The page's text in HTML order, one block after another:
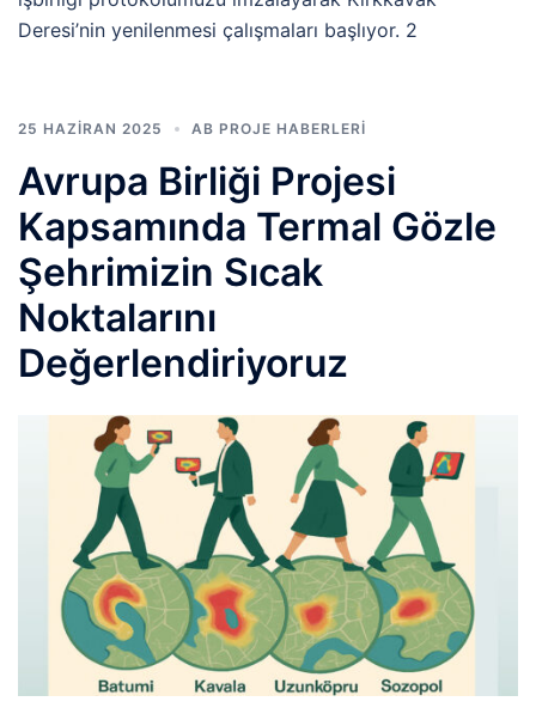
Deresi’nin yenilenmesi çalışmaları başlıyor. 2
25 HAZIRAN 2025 AB PROJE HABERLERI
Avrupa Birliği Projesi
Kapsamında Termal Gözle
Şehrimizin Sıcak
Noktalarını
Değerlendiriyoruz